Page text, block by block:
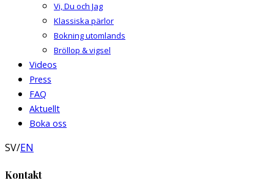
Vi, Du och Jag
Klassiska pärlor
Bokning utomlands
Bröllop & vigsel
Videos
Press
FAQ
Aktuellt
Boka oss
SV/EN
Kontakt